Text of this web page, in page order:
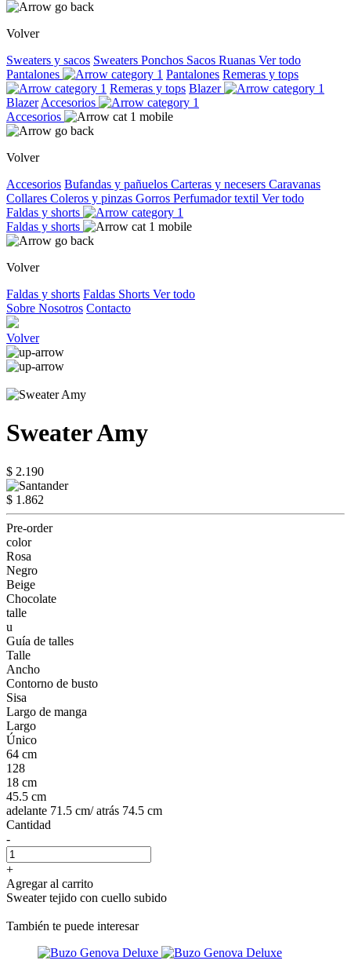
Volver
Sweaters y sacos Sweaters Ponchos Sacos Ruanas Ver todo
Pantalones
Pantalones Remeras y tops
Remeras y tops Blazer
Blazer Accesorios
Accesorios
Volver
Accesorios Bufandas y pañuelos Carteras y necesers Caravanas
Collares Coleros y pinzas Gorros Perfumador textil Ver todo
Faldas y shorts
Faldas y shorts
Volver
Faldas y shorts Faldas Shorts Ver todo
Sobre Nosotros Contacto
Volver
Sweater Amy
$ 2.190
$ 1.862
Pre-order
color
Rosa
Negro
Beige
Chocolate
talle
u
Guía de talles
Talle
Ancho
Contorno de busto
Sisa
Largo de manga
Largo
Único
64 cm
128
18 cm
45.5 cm
adelante 71.5 cm/ atrás 74.5 cm
Cantidad
-
+
Agregar al carrito
Sweater tejido con cuello subido
También te puede interesar